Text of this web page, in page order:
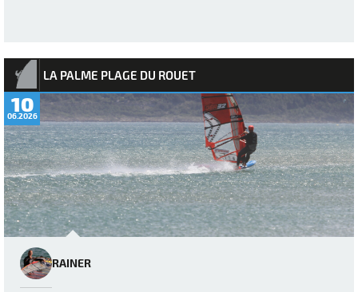
LA PALME PLAGE DU ROUET
10
06.2026
RAINER